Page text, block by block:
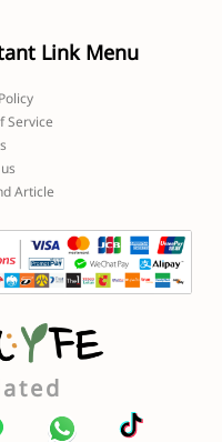
Link Menu
Service
Article